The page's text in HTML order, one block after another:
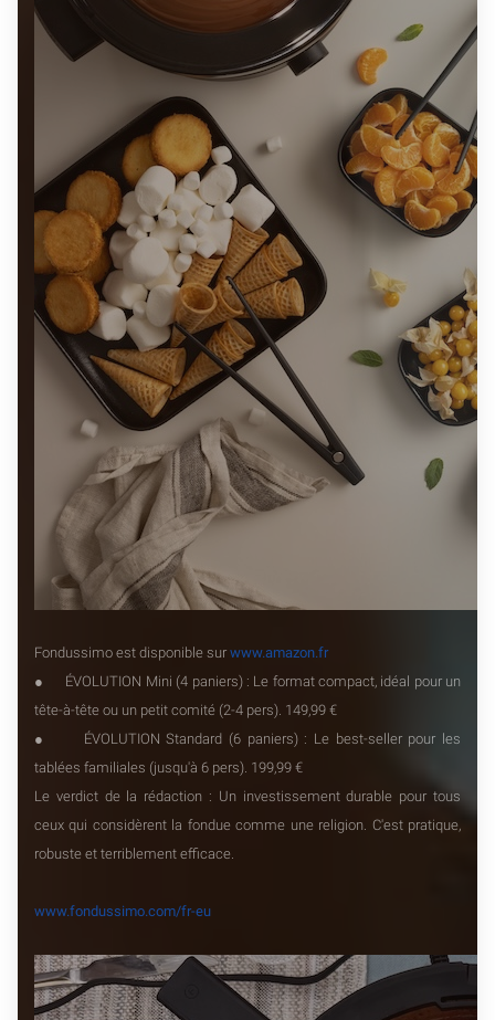
Fondussimo est disponible sur www.amazon.fr
● ÉVOLUTION Mini (4 paniers) : Le format compact, idéal pour un
tête-à-tête ou un petit comité (2-4 pers). 149,99 €
● ÉVOLUTION Standard (6 paniers) : Le best-seller pour les
tablées familiales (jusqu'à 6 pers). 199,99 €
Le verdict de la rédaction : Un investissement durable pour tous
ceux qui considèrent la fondue comme une religion. C'est pratique,
robuste et terriblement efficace.
www.fondussimo.com/fr-eu